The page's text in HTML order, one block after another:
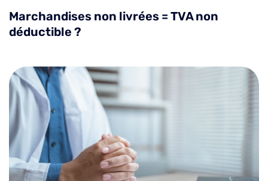
Marchandises non livrées = TVA non
déductible ?